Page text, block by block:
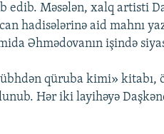
edib. Məsələn, xalq artisti
hadisələrinə aid mahnı
Əhmədovanın işində
qüruba kimi» kitabı,
Hər iki layihəyə